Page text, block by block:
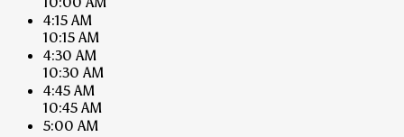
4:15 AM
10:15 AM
4:30 AM
10:30 AM
4:45 AM
10:45 AM
5:00 AM